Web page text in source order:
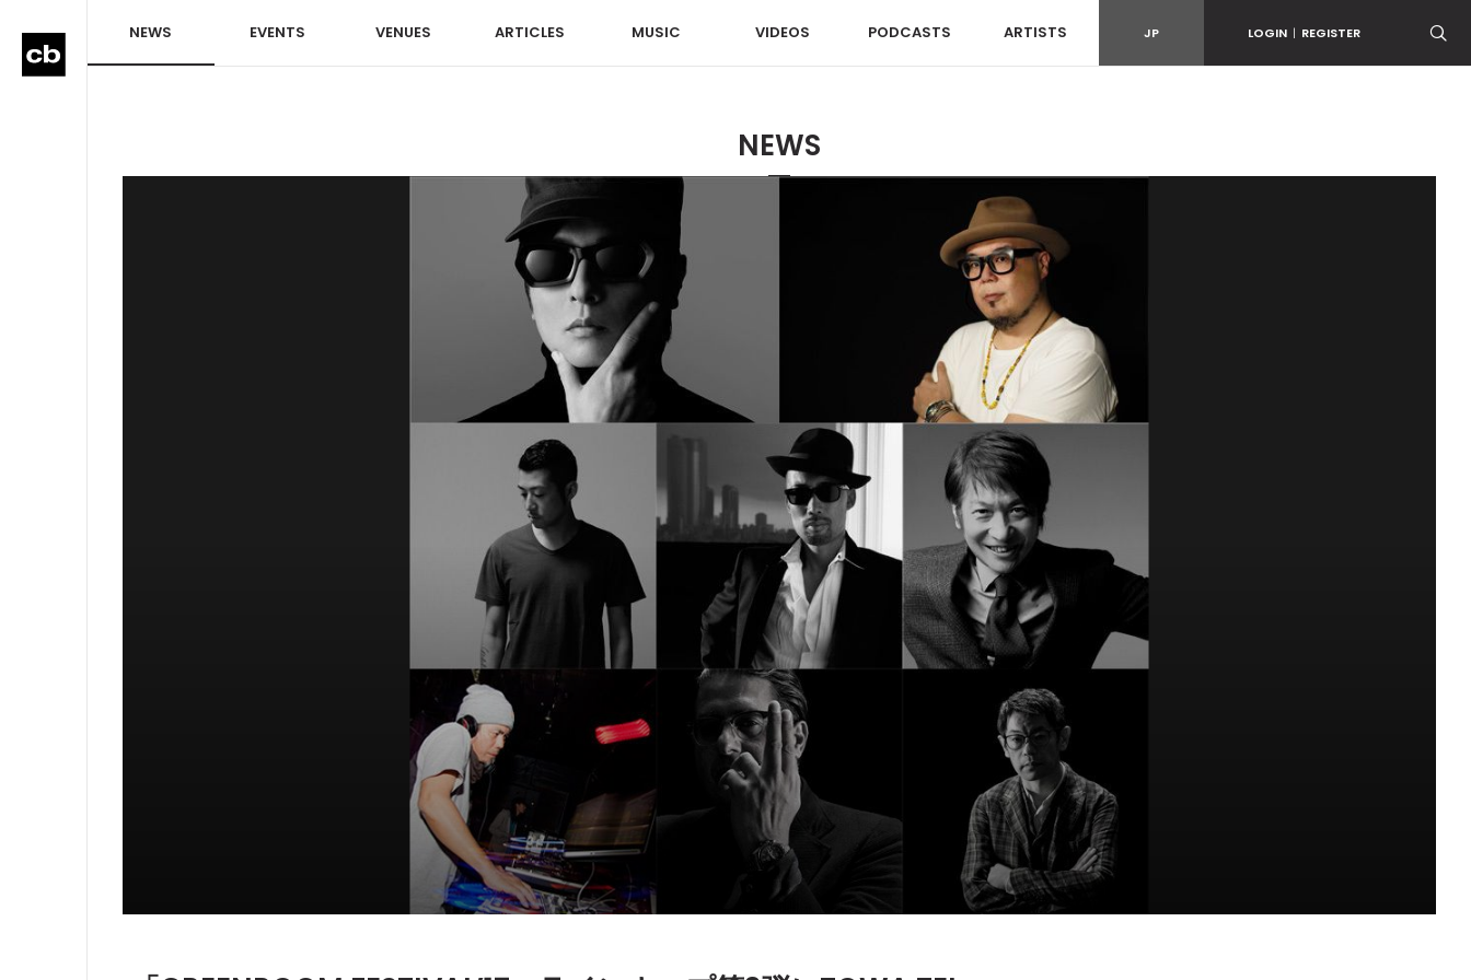
NEWS EVENTS VENUES ARTICLES MUSIC VIDEOS PODCASTS ARTISTS JP LOGIN | REGISTER
NEWS